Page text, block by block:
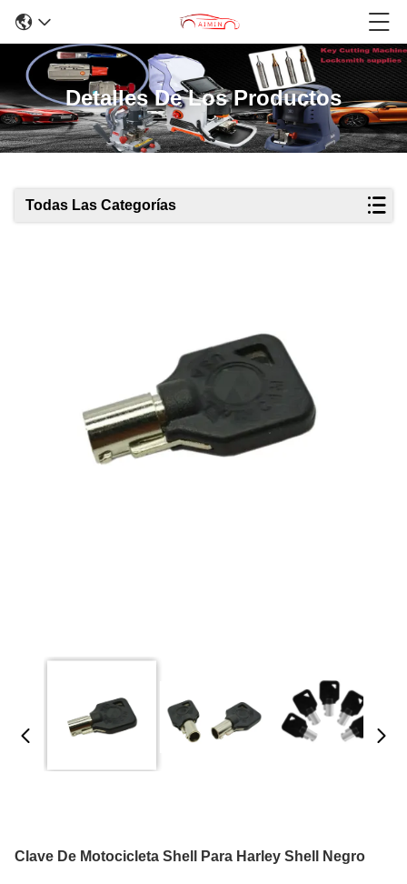
Detalles De Los Productos
Todas Las Categorías
Clave De Motocicleta Shell Para Harley Shell Negro